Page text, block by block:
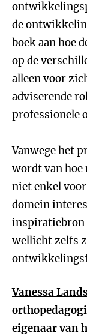
de
boek aan hoe
op de
alleen voor
adviserende
professionele
Vanwege het
wordt van hoe
niet enkel
domein
inspiratiebron
wellicht zelfs
Vanessa
eigenaar van